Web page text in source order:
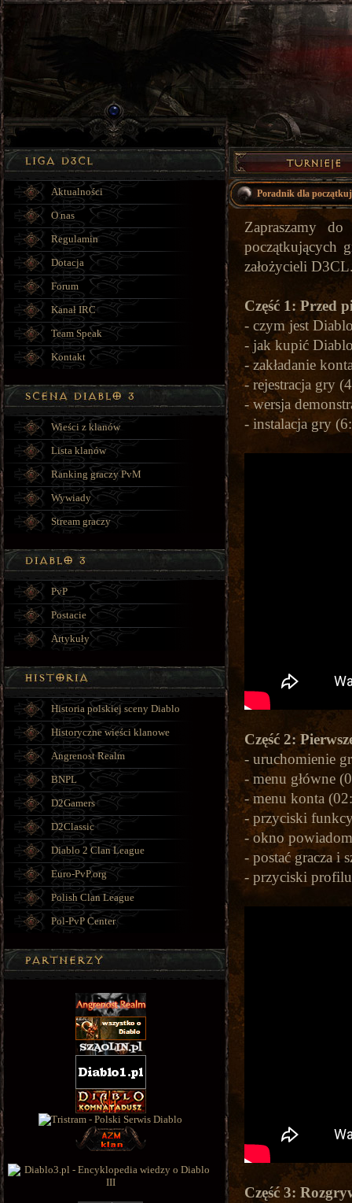
Poradnik dla
Zapraszamy
początkujących
założycieli
Część 1: Przed
- czym jest
- jak kupić
- zakładanie
- rejestracja gry
- wersja
- instalacja gry
Część 2:
- uruchomienie
- menu główne
- menu konta
- przyciski
- okno
- postać gracza i
- przyciski
Część 3:
Aktualności
O nas
Regulamin
Dotacja
Forum
Kanał IRC
Team Speak
Kontakt
Wieści z klanów
Lista klanów
Ranking graczy PvM
Wywiady
Stream graczy
PvP
Postacie
Artykuły
Historia polskiej sceny Diablo
Historyczne wieści klanowe
Angrenost Realm
BNPL
D2Gamers
D2Classic
Diablo 2 Clan League
Euro-PvP.org
Polish Clan League
Pol-PvP Center